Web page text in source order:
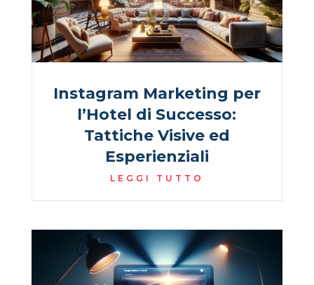
Instagram Marketing per
l’Hotel di Successo:
Tattiche Visive ed
Esperienziali
LEGGI TUTTO